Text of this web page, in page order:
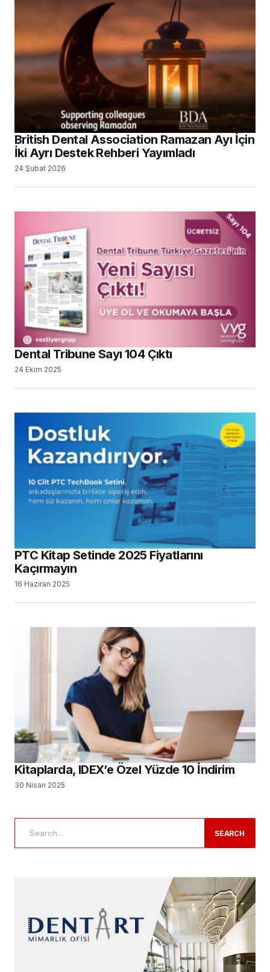
British Dental Association Ramazan Ayı İçin
İki Ayrı Destek Rehberi Yayımladı
24 Şubat 2026
Dental Tribune Sayı 104 Çıktı
24 Ekim 2025
PTC Kitap Setinde 2025 Fiyatlarını
Kaçırmayın
16 Haziran 2025
Kitaplarda, IDEX’e Özel Yüzde 10 İndirim
30 Nisan 2025
SEARCH